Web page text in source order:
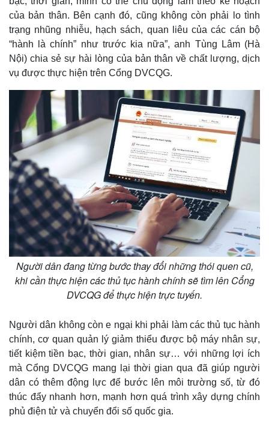
Thế giới
Quan sát
Cuộc sống đó đây
Hồ sơ
Multimedia
Video
Ảnh
E-Magazine
Infographic
của bản thân. Bên cạnh đó, cũng không còn phải lo tình
trạng nhũng nhiễu, hạch sách, quan liêu của các cán bộ
“hành là chính” như trước kia nữa”, anh Tùng Lâm (Hà
Nội) chia sẻ sự hài lòng của bản thân về chất lượng, dịch
vụ được thực hiện trên Cổng DVCQG.
Người dân đang từng bước thay đổi những thói quen cũ,
khi cần thực hiện các thủ tục hành chính sẽ tìm lên Cổng
DVCQG để thực hiện trực tuyến.
Người dân không còn e ngại khi phải làm các thủ tục hành
chính, cơ quan quản lý giảm thiểu được bộ máy nhân sự,
tiết kiệm tiền bạc, thời gian, nhân sự… với những lợi ích
mà Cổng DVCQG mang lại thời gian qua đã giúp người
dân có thêm động lực để bước lên môi trường số, từ đó
thúc đẩy nhanh hơn, mạnh hơn quá trình xây dựng chính
phủ điện tử và chuyển đổi số quốc gia.